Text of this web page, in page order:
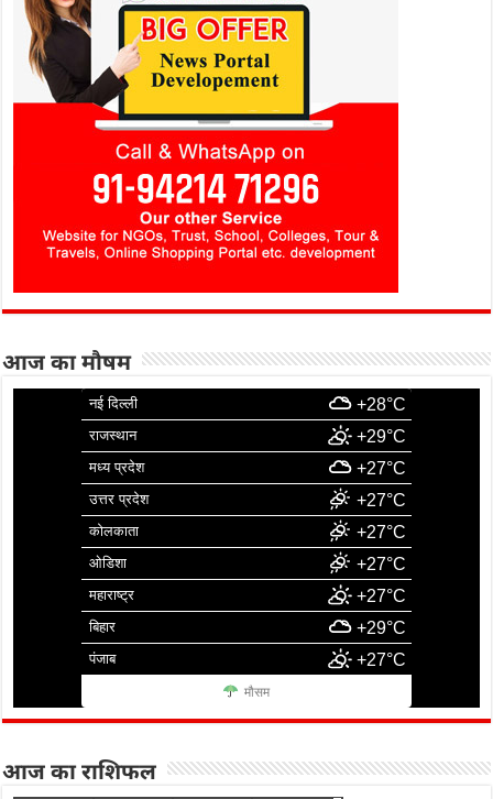
आज का मौषम
नई दिल्ली +28°C
राजस्थान +29°C
मध्य प्रदेश +27°C
उत्तर प्रदेश +27°C
कोलकाता +27°C
ओडिशा +27°C
महाराष्ट्र +27°C
बिहार +29°C
पंजाब +27°C
मौसम
आज का राशिफल